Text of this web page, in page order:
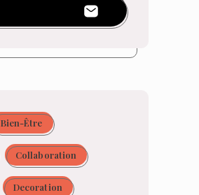
Bien-Être
Collaboration
Decoration